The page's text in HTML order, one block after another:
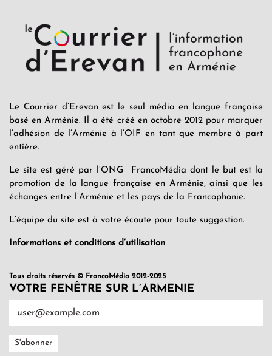
Le Courrier d’Erevan est le seul média en langue française
basé en Arménie. Il a été créé en octobre 2012 pour marquer
l’adhésion de l’Arménie à l’OIF en tant que membre à part
entière.
Le site est géré par l’ONG FrancoMédia dont le but est la
promotion de la langue française en Arménie, ainsi que les
échanges entre l’Arménie et les pays de la Francophonie.
L’équipe du site est à votre écoute pour toute suggestion.
Informations et conditions d’utilisation
Tous droits réservés © FrancoMédia 2012-2025
VOTRE FENÊTRE SUR L’ARMENIE